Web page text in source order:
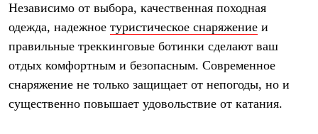
Независимо от выбора, качественная походная
одежда, надежное туристическое снаряжение и
правильные треккинговые ботинки сделают ваш
отдых комфортным и безопасным. Современное
снаряжение не только защищает от непогоды, но и
существенно повышает удовольствие от катания.